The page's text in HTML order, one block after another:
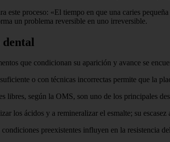
este proceso: «El tiempo en que una caries
un problema reversible en uno irreversible.
que condicionan su aparición y avance se
o con técnicas incorrectas permite que la
libres, según la OMS, son uno de los principales
los ácidos y a remineralizar el esmalte; su escasez
preexistentes influyen en la resistencia